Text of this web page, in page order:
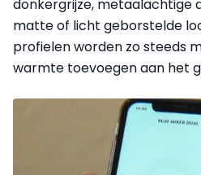
donkergrijze, metaalachtige
matte of licht geborstelde
profielen worden zo steeds
warmte toevoegen aan het